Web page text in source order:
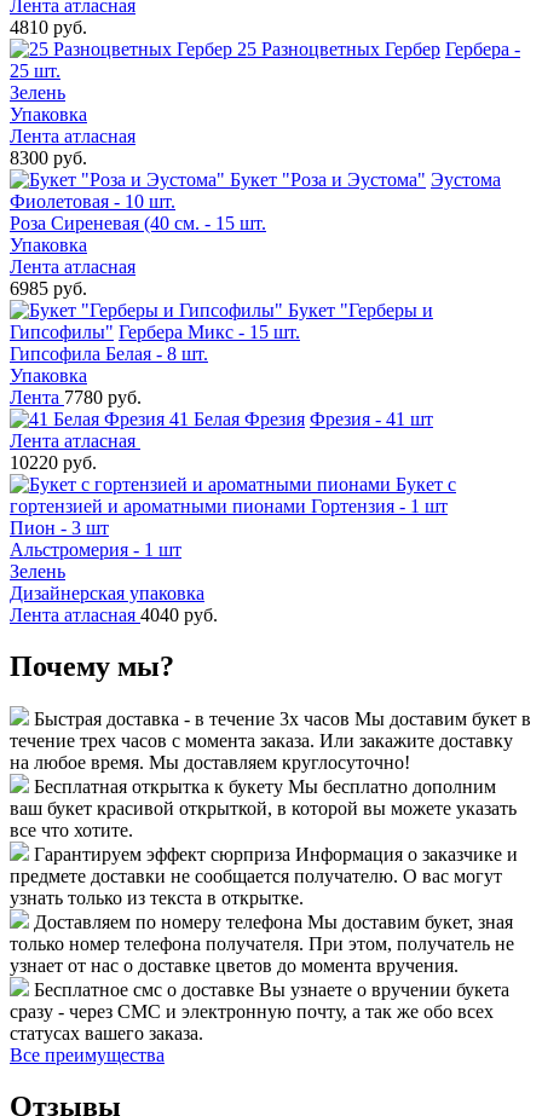
Лента атласная
4810 руб.
25 Разноцветных Гербер Гербера -
25 шт.
Зелень
Упаковка
Лента атласная
8300 руб.
Букет "Роза и Эустома" Эустома
Фиолетовая - 10 шт.
Роза Сиреневая (40 см. - 15 шт.
Упаковка
Лента атласная
6985 руб.
Букет "Герберы и
Гипсофилы" Гербера Микс - 15 шт.
Гипсофила Белая - 8 шт.
Упаковка
Лента 7780 руб.
41 Белая Фрезия Фрезия - 41 шт
Лента атласная
10220 руб.
Букет с
гортензией и ароматными пионами Гортензия - 1 шт
Пион - 3 шт
Альстромерия - 1 шт
Зелень
Дизайнерская упаковка
Лента атласная 4040 руб.
Почему мы?
Быстрая доставка - в течение 3х часов Мы доставим букет в
течение трех часов с момента заказа. Или закажите доставку
на любое время. Мы доставляем круглосуточно!
Бесплатная открытка к букету Мы бесплатно дополним
ваш букет красивой открыткой, в которой вы можете указать
все что хотите.
Гарантируем эффект сюрприза Информация о заказчике и
предмете доставки не сообщается получателю. О вас могут
узнать только из текста в открытке.
Доставляем по номеру телефона Мы доставим букет, зная
только номер телефона получателя. При этом, получатель не
узнает от нас о доставке цветов до момента вручения.
Бесплатное смс о доставке Вы узнаете о вручении букета
сразу - через СМС и электронную почту, а так же обо всех
статусах вашего заказа.
Все преимущества
Отзывы